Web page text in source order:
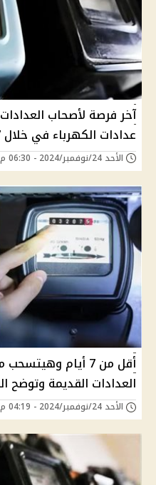
آخر فرصة لأصحاب
عدادات الكهرباء في خلال 7 أيام | ما القصة؟
الأحد 24/نوفمبر/2024 - 06:30 م
أقل من 7 أيام
العدادات القديمة وتوضح
الأحد 24/نوفمبر/2024 - 04:19 م